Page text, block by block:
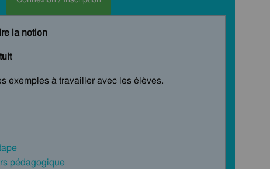
la notion
exemples à travailler avec les élèves.
pédagogique